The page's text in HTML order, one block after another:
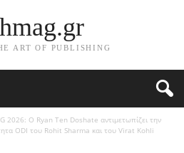
ART OF PUBLISHING
2026: Ο Ryan Ten Doshate αντιμετωπίζει την
ODI του Rohit Sharma και του Virat Kohli